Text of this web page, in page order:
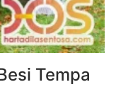
Tempa